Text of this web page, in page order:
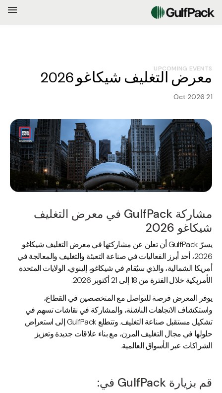
UPCOMING EVENTS
معرض التغليف شيكاغو 2026
21 Oct 2026
مشاركة GulfPack في معرض التغليف
شيكاغو 2026
يسرّ GulfPack أن تعلن عن مشاركتها في معرض التغليف شيكاغو
2026، أحد أبرز الفعاليات في صناعة التعبئة والتغليف والمعالجة في
أمريكا الشمالية، والذي سيُقام في شيكاغو، إلينوي، الولايات المتحدة
الأمريكية خلال الفترة من 18 إلى 21 أكتوبر 2026.
يوفر المعرض فرصة للتواصل مع المتخصصين في القطاع،
واستكشاف الاتجاهات الناشئة، والمشاركة في نقاشات تسهم في
تشكيل مستقبل صناعة التغليف. وتتطلع GulfPack إلى استعراض
حلولها في مجال التغليف المرن، مع بناء علاقات جديدة وتعزيز
الشراكات عبر الأسواق العالمية.
قم بزيارة GulfPack في: